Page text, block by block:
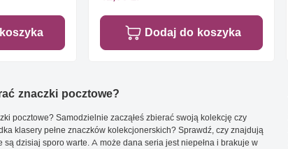
Dodaj do koszyka
znaczki pocztowe?
pocztowe? Samodzielnie zacząłeś zbierać swoją kolekcję czy
klasery pełne znaczków kolekcjonerskich? Sprawdź, czy znajdują
są dzisiaj sporo warte. A może dana seria jest niepełna i brakuje w